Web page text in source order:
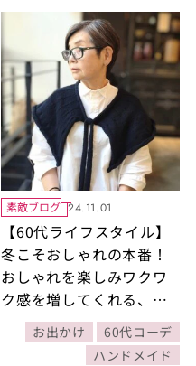
素敵ブログ 24.11.01
【60代ライフスタイル】
冬こそおしゃれの本番！
おしゃれを楽しみワクワ
ク感を増してくれる、お
気に入りの小物使いと
は？
お出かけ
60代コーデ
ハンドメイド